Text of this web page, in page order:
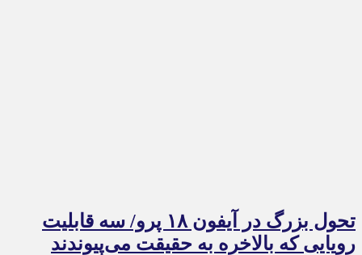
تحول بزرگ در آیفون ۱۸ پرو/ سه قابلیت
رویایی که بالاخره به حقیقت می‌پیوندند